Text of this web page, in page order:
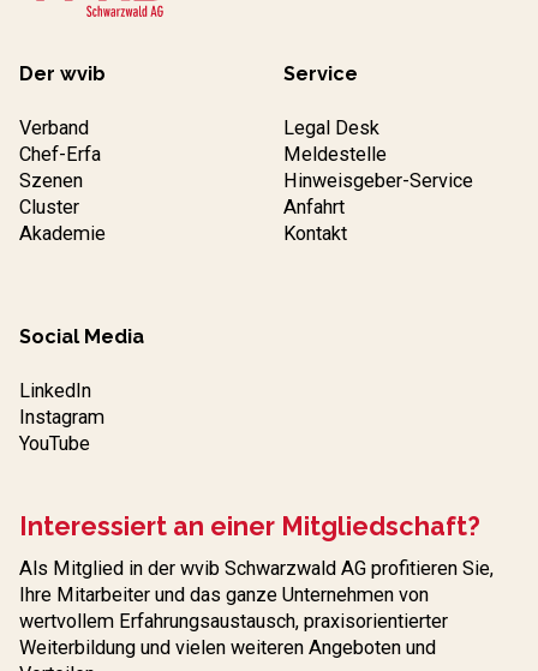
Der wvib
Verband
Chef-Erfa
Szenen
Cluster
Akademie
Service
Legal Desk
Meldestelle
Hinweisgeber-Service
Anfahrt
Kontakt
Social Media
LinkedIn
Instagram
YouTube
Interessiert an einer Mitgliedschaft?
Als Mitglied in der wvib Schwarzwald AG profitieren Sie,
Ihre Mitarbeiter und das ganze Unternehmen von
wertvollem Erfahrungs­austausch, praxisorientierter
Weiterbildung und vielen weiteren Angeboten und